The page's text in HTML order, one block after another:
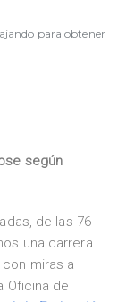
para obtener
según
de las 76
una carrera
miras a
Oficina de